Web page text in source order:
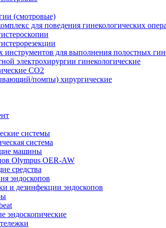
(смотровые)
для поведения гинекологических
для выполнения полостных
электрохирургии гинекологические
СО2
помпы) хирургические
системы
система
машины
Olympus OER-AW
средства
эндоскопов
и дезинфекции эндоскопов
эндоскопические